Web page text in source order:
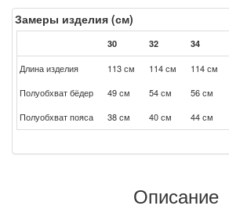
Замеры изделия (см)
30 32 34
Длина изделия 113 см 114 см 114 см
Полуобхват бёдер
49 см 54 см 56 см
Полуобхват пояса
38 см 40 см 44 см
Описание